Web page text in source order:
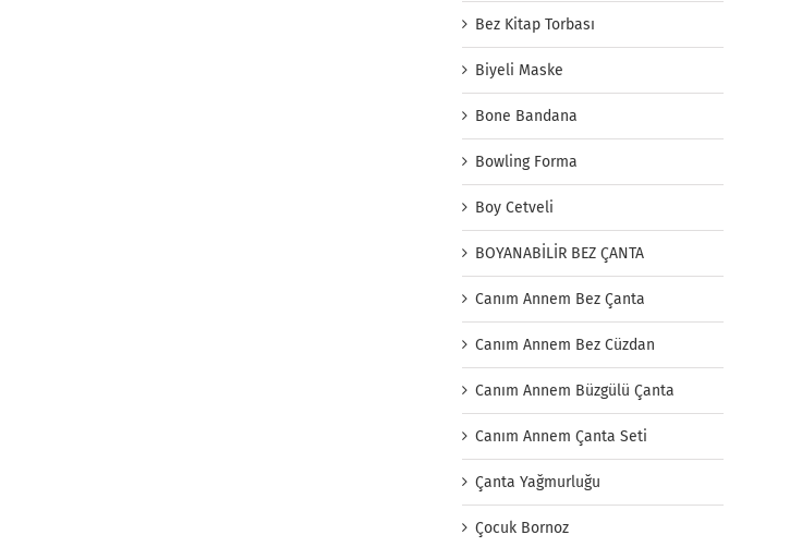
Bez Kitap Torbası
Biyeli Maske
Bone Bandana
Bowling Forma
Boy Cetveli
BOYANABİLİR BEZ ÇANTA
Canım Annem Bez Çanta
Canım Annem Bez Cüzdan
Canım Annem Büzgülü Çanta
Canım Annem Çanta Seti
Çanta Yağmurluğu
Çocuk Bornoz